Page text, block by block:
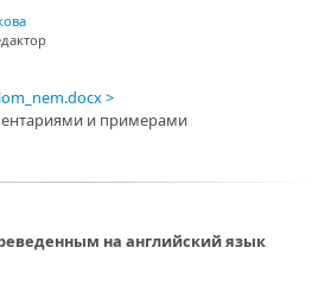
и примерами
на английский язык